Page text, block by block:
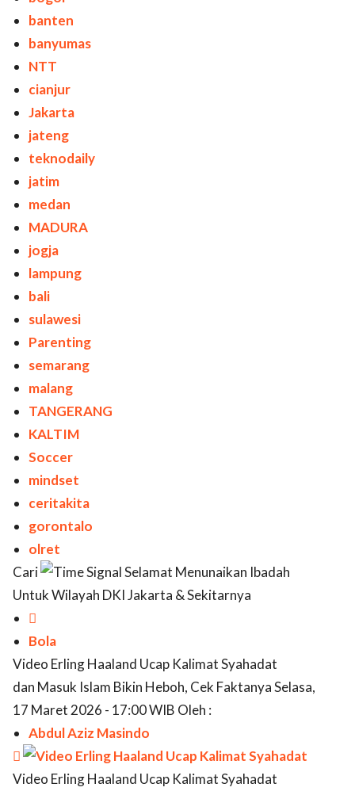
banten
banyumas
NTT
cianjur
Jakarta
jateng
teknodaily
jatim
medan
MADURA
jogja
lampung
bali
sulawesi
Parenting
semarang
malang
TANGERANG
KALTIM
Soccer
mindset
ceritakita
gorontalo
olret
Cari
Selamat Menunaikan Ibadah
Untuk Wilayah DKI Jakarta & Sekitarnya

Bola
Video Erling Haaland Ucap Kalimat Syahadat
dan Masuk Islam Bikin Heboh, Cek Faktanya Selasa,
17 Maret 2026 - 17:00 WIB Oleh :
Abdul Aziz Masindo

Video Erling Haaland Ucap Kalimat Syahadat